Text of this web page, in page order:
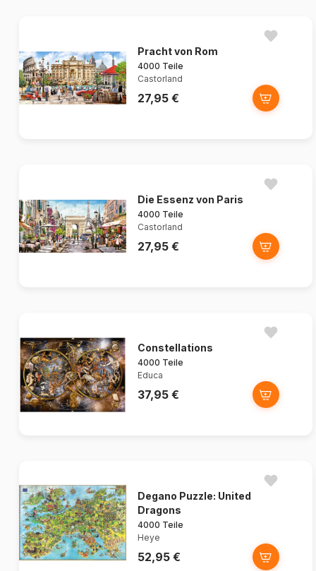
Pracht von Rom
4000 Teile
Castorland
27,95 €
Die Essenz von Paris
4000 Teile
Castorland
27,95 €
Constellations
4000 Teile
Educa
37,95 €
Degano Puzzle: United
Dragons
4000 Teile
Heye
52,95 €